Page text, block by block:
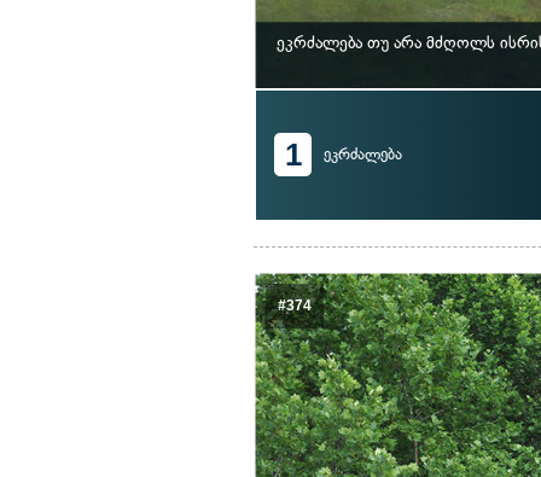
ეკრძალება თუ არა მძღოლს
1 ეკრძალება
#374